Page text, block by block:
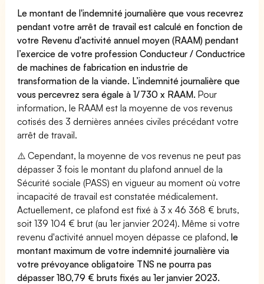
Le montant de l'indemnité journalière que vous recevrez
pendant votre arrêt de travail est calculé en fonction de
votre Revenu d'activité annuel moyen (RAAM) pendant
l’exercice de votre profession Conducteur / Conductrice
de machines de fabrication en industrie de
transformation de la viande. L’indemnité journalière que
vous percevrez sera égale à 1/730 x RAAM. Pour
information, le RAAM est la moyenne de vos revenus
cotisés des 3 dernières années civiles précédant votre
arrêt de travail.
⚠️ Cependant, la moyenne de vos revenus ne peut pas
dépasser 3 fois le montant du plafond annuel de la
Sécurité sociale (PASS) en vigueur au moment où votre
incapacité de travail est constatée médicalement.
Actuellement, ce plafond est fixé à 3 x 46 368 € bruts,
soit 139 104 € brut (au 1er janvier 2024). Même si votre
revenu d'activité annuel moyen dépasse ce plafond,le
montant maximum de votre indemnité journalière via
votre prévoyance obligatoire TNS ne pourra pas
dépasser 180,79 € bruts fixés au 1er janvier 2023.